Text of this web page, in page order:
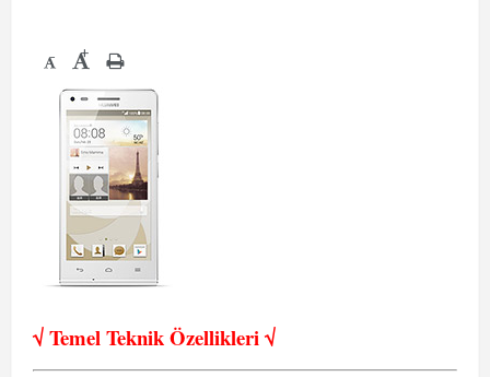
- +
√ Temel Teknik Özellikleri √